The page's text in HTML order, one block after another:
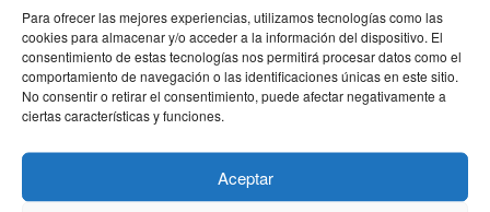
Para ofrecer las mejores experiencias, utilizamos tecnologías como las
cookies para almacenar y/o acceder a la información del dispositivo. El
consentimiento de estas tecnologías nos permitirá procesar datos como el
comportamiento de navegación o las identificaciones únicas en este sitio.
No consentir o retirar el consentimiento, puede afectar negativamente a
ciertas características y funciones.
Aceptar
AUTOCONSUMO ELECTRICO